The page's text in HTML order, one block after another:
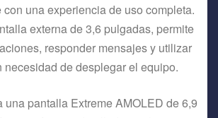
una experiencia de uso completa.
externa de 3,6 pulgadas, permite
responder mensajes y utilizar
de desplegar el equipo.
una pantalla Extreme AMOLED de 6,9